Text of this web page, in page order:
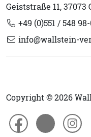
Geiststraße 11, 37073
+49 (0)551 / 548
info@wallstein-
Copyright © 2026